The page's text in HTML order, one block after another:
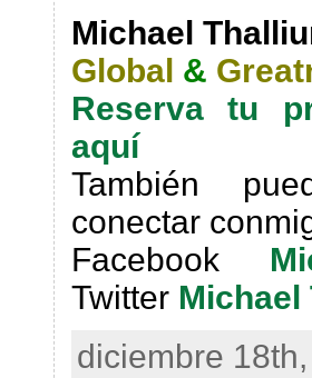
Michael
Global &
Reserva tu
aquí
También
conectar
Facebook
Twitter Michael
diciembre